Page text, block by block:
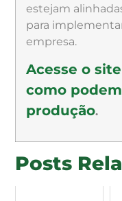
estejam
para
empresa.
Acesse o
como
produção.
Posts